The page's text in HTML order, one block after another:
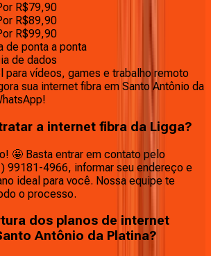
R$79,90
R$89,90
R$99,90
de ponta a ponta
de dados
para vídeos, games e trabalho remoto
sua internet fibra em Santo Antônio da
a internet fibra da Ligga?
🤩 Basta entrar em contato pelo
99181-4966, informar seu endereço e
ideal para você. Nossa equipe te
o processo.
dos planos de internet
Antônio da Platina?